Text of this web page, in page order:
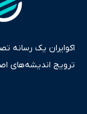
اکوایران یک رسانه
ترویج اندیشه‌های
ایران و جهان را
پایش می‌کند. این